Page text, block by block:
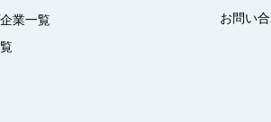
業一覧
お問い